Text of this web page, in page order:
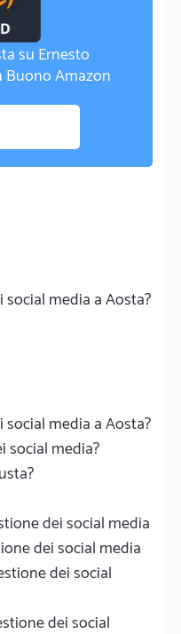
su Ernesto
Buono Amazon
media a Aosta?
media a Aosta?
social media?
dei social media
dei social media
dei social
dei social